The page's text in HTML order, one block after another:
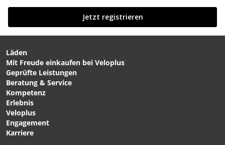
Jetzt registrieren
Läden
Mit Freude einkaufen bei Veloplus
Geprüfte Leistungen
Beratung & Service
Kompetenz
Erlebnis
Veloplus
Engagement
Karriere